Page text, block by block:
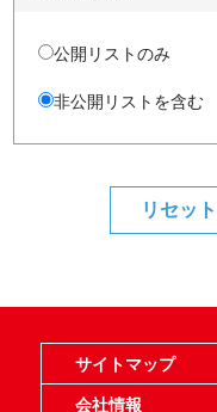
公開リストのみ
非公開リストを含む
サイトマップ
オンラインショップ
買取
記事
選手一覧
デッキ検索
デッキ構築
イベント・大会
店舗のご案内
お問い合わせ
ヘルプ
FAQ
会社情報